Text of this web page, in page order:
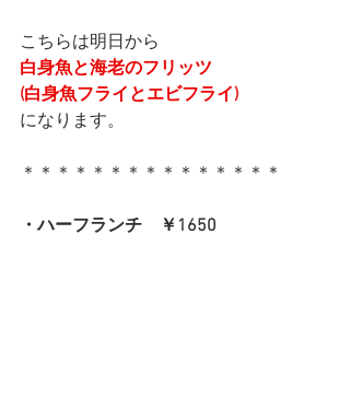
こちらは明日から
白身魚と海老のフリッツ
(白身魚フライとエビフライ)
になります。
＊＊＊＊＊＊＊＊＊＊＊＊＊＊＊
・ハーフランチ　￥1650